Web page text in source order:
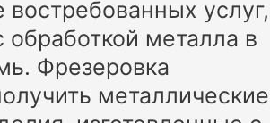
востребованных услуг,
обработкой металла в
Фрезеровка
металлические